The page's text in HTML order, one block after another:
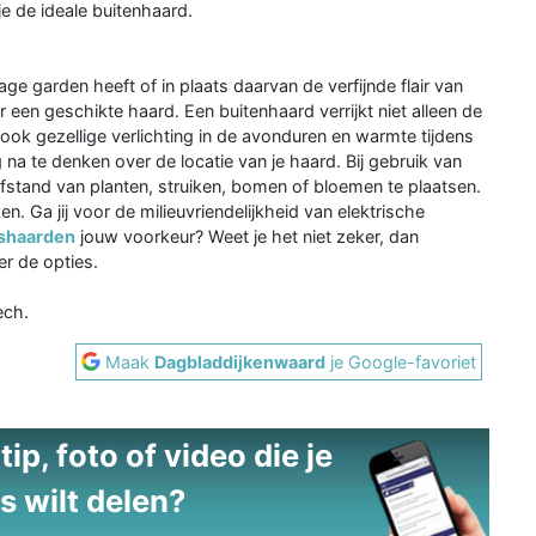
de ideale buitenhaard.
garden heeft of in plaats daarvan de verfijnde flair van
geschikte haard. Een buitenhaard verrijkt niet alleen de
gezellige verlichting in de avonduren en warmte tijdens
te denken over de locatie van je haard. Bij gebruik van
van planten, struiken, bomen of bloemen te plaatsen.
Ga jij voor de milieuvriendelijkheid van elektrische
jouw voorkeur? Weet je het niet zeker, dan
de opties.
Maak Dagbladdijkenwaard je Google-favoriet
foto of video die je
wilt delen?